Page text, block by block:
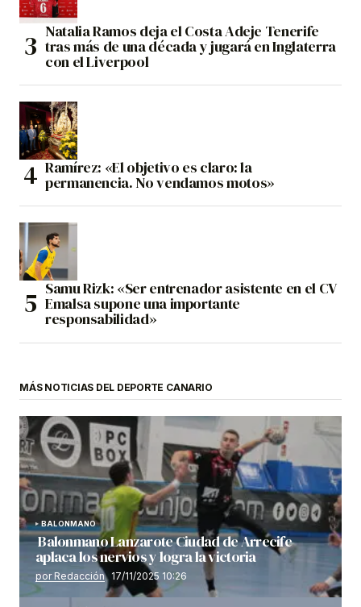
Natalia Ramos deja el Costa Adeje Tenerife
tras más de una década y jugará en Inglaterra
con el Liverpool
Ramírez: «El objetivo es claro: la
permanencia. No vendamos motos»
Samu Rizk: «Ser entrenador asistente en el CV
Emalsa supone una importante
responsabilidad»
MÁS NOTICIAS DEL DEPORTE CANARIO
BALONMANO
Balonmano Lanzarote Ciudad de Arrecife
aplaca los nervios y logra la victoria
por Redacción 17/11/2025 10:26